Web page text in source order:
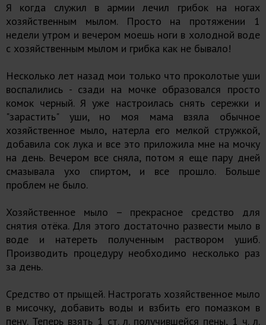
Я когда служил в армии лечил грибок на ногах
хозяйственным мылом. Просто на протяжении 1
недели утром и вечером моешь ноги в холодной воде
с хозяйственным мылом и грибка как не бывало!
Несколько лет назад мои только что проколотые уши
воспалились - сзади на мочке образовался просто
комок черный. Я уже настроилась снять сережки и
"зарастить" уши, но моя мама взяла обычное
хозяйственное мыло, натерла его мелкой стружкой,
добавила сок лука и все это приложила мне на мочку
на день. Вечером все сняла, потом я еще пару дней
смазывала ухо спиртом, и все прошло. Больше
проблем не было.
Хозяйственное мыло – прекрасное средство для
снятия отёка. Для этого достаточно развести мыло в
воде и натереть полученным раствором ушиб.
Производить процедуру необходимо несколько раз
за день.
Средство от прыщей. Настрогать хозяйственное мыло
в мисочку, добавить воды и взбить его помазком в
пену. Теперь взять 1 ст. л. получившейся пены, 1 ч. л.